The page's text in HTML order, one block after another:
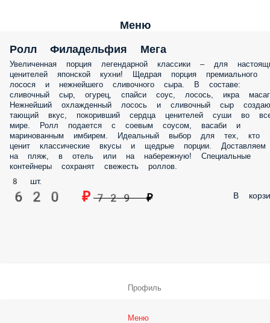
Меню
Ролл Филадельфия Мега
Увеличенная порция легендарной классики – для
ценителей японской кухни! Щедрая порция премиального
лосося и нежнейшего сливочного сыра. В составе:
сливочный сыр, огурец, спайси соус, лосось, икра
Нежнейший охлажденный лосось и сливочный сыр
тающий вкус, покоривший сердца ценителей суши во
мире. Ролл подается с соевым соусом, васаби и
маринованным имбирем. Идеальный выбор для тех, кто
ценит классические вкусы и щедрые порции. Доставляем
на пляж, в отель или на набережную! Специальные
контейнеры сохранят свежесть роллов.
8 шт.
620 ₽ 729 ₽ В
Профиль
Меню